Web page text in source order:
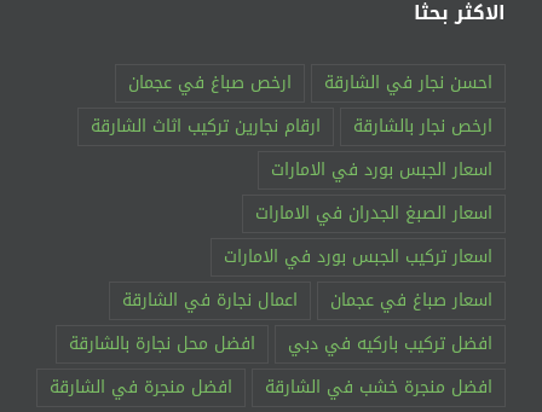
الاكثر بحثا
احسن نجار في الشارقة
ارخص صباغ في عجمان
ارخص نجار بالشارقة
ارقام نجارين تركيب اثاث الشارقة
اسعار الجبس بورد في الامارات
اسعار الصبغ الجدران في الامارات
اسعار تركيب الجبس بورد في الامارات
اسعار صباغ في عجمان
اعمال نجارة في الشارقة
افضل تركيب باركيه في دبي
افضل محل نجارة بالشارقة
افضل منجرة خشب في الشارقة
افضل منجرة في الشارقة